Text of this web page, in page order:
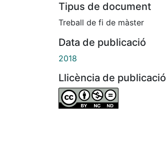
Tipus de document
Treball de fi de màster
Data de publicació
2018
Llicència de publicació